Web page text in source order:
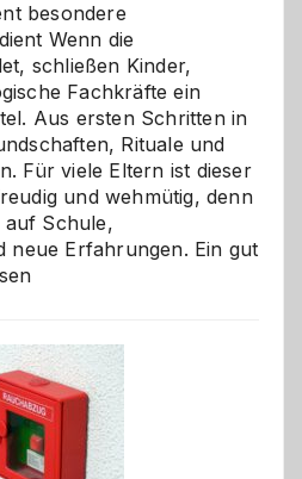
besondere
Wenn die
schließen Kinder,
Fachkräfte ein
Aus ersten Schritten in
Rituale und
Für viele Eltern ist dieser
und wehmütig, denn
Schule,
neue Erfahrungen. Ein gut